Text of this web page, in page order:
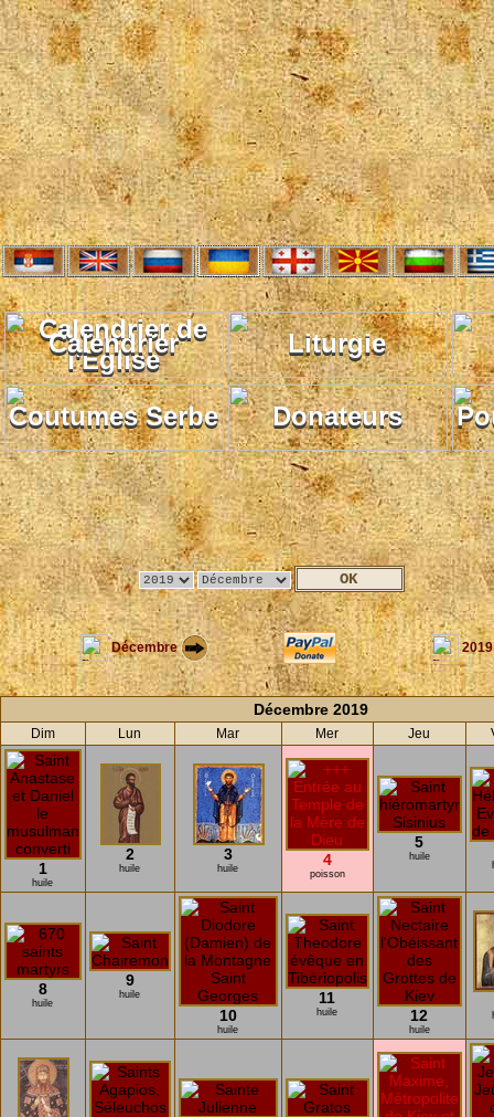
Calendrier Liturgie
Coutumes Serbe Donateurs
Décembre 2019
Décembre 2019
Dim Lun Mar Mer Jeu
1
huile
2
huile
3
huile 4
poisson
5
huile
8
huile
9
huile
10
huile
11
huile 12
huile